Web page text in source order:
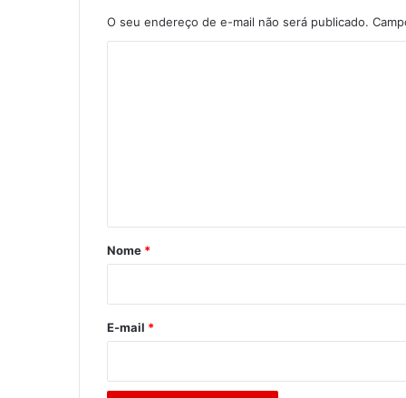
O seu endereço de e-mail não será publicado.
r
*
Nome *
E-mail *